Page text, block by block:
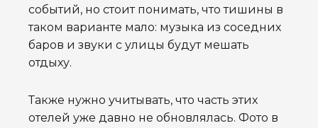
событий, но стоит понимать, что тишины в
таком варианте мало: музыка из соседних
баров и звуки с улицы будут мешать
отдыху.
Также нужно учитывать, что часть этих
отелей уже давно не обновлялась. Фото в